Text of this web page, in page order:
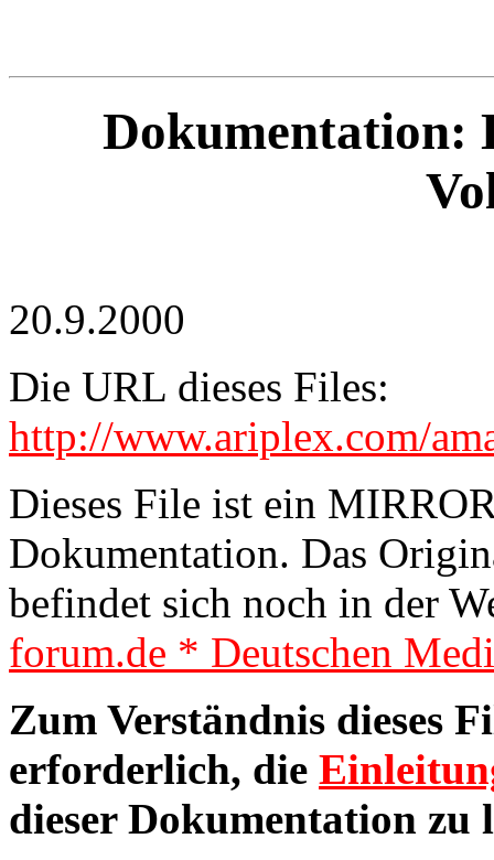
Dokumentation:
20.9.2000
Die URL dieses Files:
http://www.ariplex.com/
Dieses File ist ein
Dokumentation. Das
befindet sich noch in der
forum.de * Deutschen
Zum Verständnis dieses
erforderlich, die
dieser Dokumentation zu